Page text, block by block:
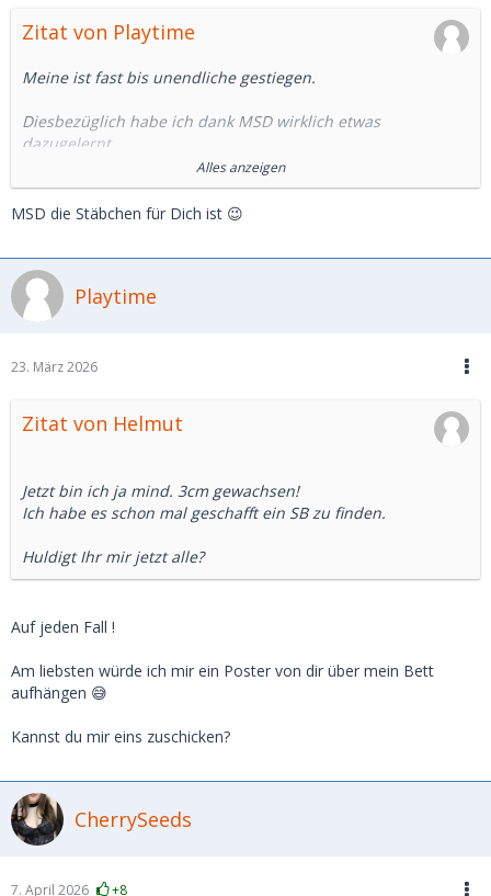
Zitat von Playtime
Meine ist fast bis unendliche gestiegen.
Diesbezüglich habe ich dank MSD wirklich etwas
dazugelernt.
Aufgebraucht ist allerdings meine Hoffnung, auf MSD ein SB
zu finden.
Die Plattform hat sich in eine andere Richtung entwickelt.
Angebote von professionellen/halbprofessionellen SDL für
schnelle unkomplizierte Sexdates im Hotel findet man
Alles anzeigen
MSD die Stäbchen für Dich ist 😉
Playtime
23. März 2026
Zitat von Helmut
Jetzt bin ich ja mind. 3cm gewachsen!
Ich habe es schon mal geschafft ein SB zu finden.
Huldigt Ihr mir jetzt alle?
Auf jeden Fall !
Am liebsten würde ich mir ein Poster von dir über mein Bett
aufhängen 😅
Kannst du mir eins zuschicken?
CherrySeeds
7. April 2026 +8